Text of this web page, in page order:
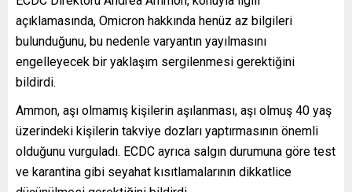
açıklamasında, Omicron hakkında henüz az bilgileri
bulunduğunu, bu nedenle varyantın yayılmasını
engelleyecek bir yaklaşım sergilenmesi gerektiğini
bildirdi.
Ammon, aşı olmamış kişilerin aşılanması, aşı olmuş 40 yaş
üzerindeki kişilerin takviye dozları yaptırmasının önemli
olduğunu vurguladı. ECDC ayrıca salgın durumuna göre test
ve karantina gibi seyahat kısıtlamalarının dikkatlice